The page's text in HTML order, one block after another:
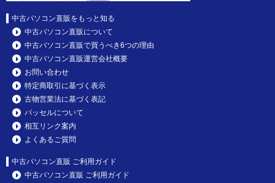
中古パソコン直販をもっと知る
中古パソコン直販について
中古パソコン直販で買うべき6つの理由
中古パソコン直販運営会社概要
お問い合わせ
特定商取引に基づく表示
古物営業法に基づく表記
パッセルについて
相互リンク案内
よくあるご質問
中古パソコン直販 ご利用ガイド
中古パソコン直販 ご利用ガイド